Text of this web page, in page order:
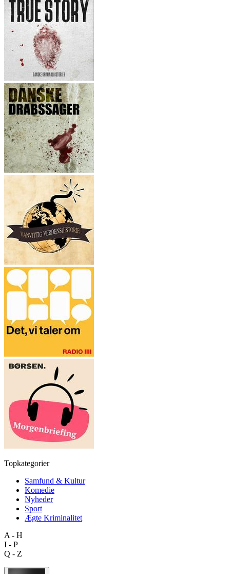
Topkategorier
Samfund & Kultur
Komedie
Nyheder
Sport
Ægte Kriminalitet
A - H
I - P
Q - Z